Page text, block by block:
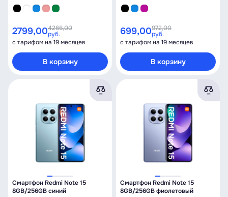
2799,004266,00
руб.
с тарифом на 19 месяцев
В корзину
699,00972,00
руб.
с тарифом на 19 месяцев
В корзину
Смартфон Redmi Note 15
8GB/256GB синий
Смартфон Redmi Note 15
8GB/256GB фиолетовый